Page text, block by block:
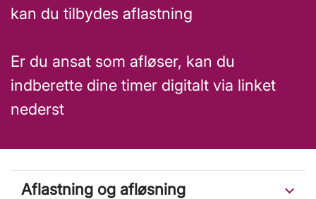
kan du tilbydes aflastning
Er du ansat som afløser, kan du
indberette dine timer digitalt via linket
nederst
Aflastning og afløsning